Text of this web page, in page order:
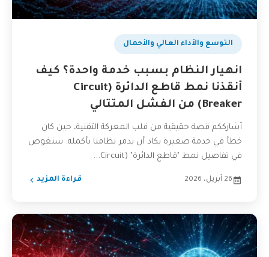
التوسع والأداء العالي والأحمال
انهيار النظام بسبب خدمة واحدة؟ كيف
أنقذنا نمط قاطع الدائرة (Circuit
Breaker) من الفشل المتتالي
أشارككم قصة حقيقية من قلب المعركة التقنية، حين كان
خطأ في خدمة صغيرة يكاد أن يدمر نظامنا بأكمله. سنغوص
في تفاصيل نمط "قاطع الدائرة" (Circuit...
26 أبريل، 2026 قراءة المزيد